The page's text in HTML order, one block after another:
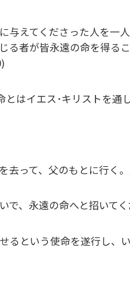
与えてくださった人を一
者が皆永遠の命を得る
はイエス･キリストを通
去って、父のもとに行く
、永遠の命へと招いてく
るという使命を遂行し、